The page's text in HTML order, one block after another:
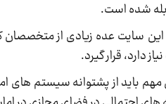
شده است.
این سایت عده زیادی از
دارد، قرار گیرد.
مهم باید از پشتوانه سیستم